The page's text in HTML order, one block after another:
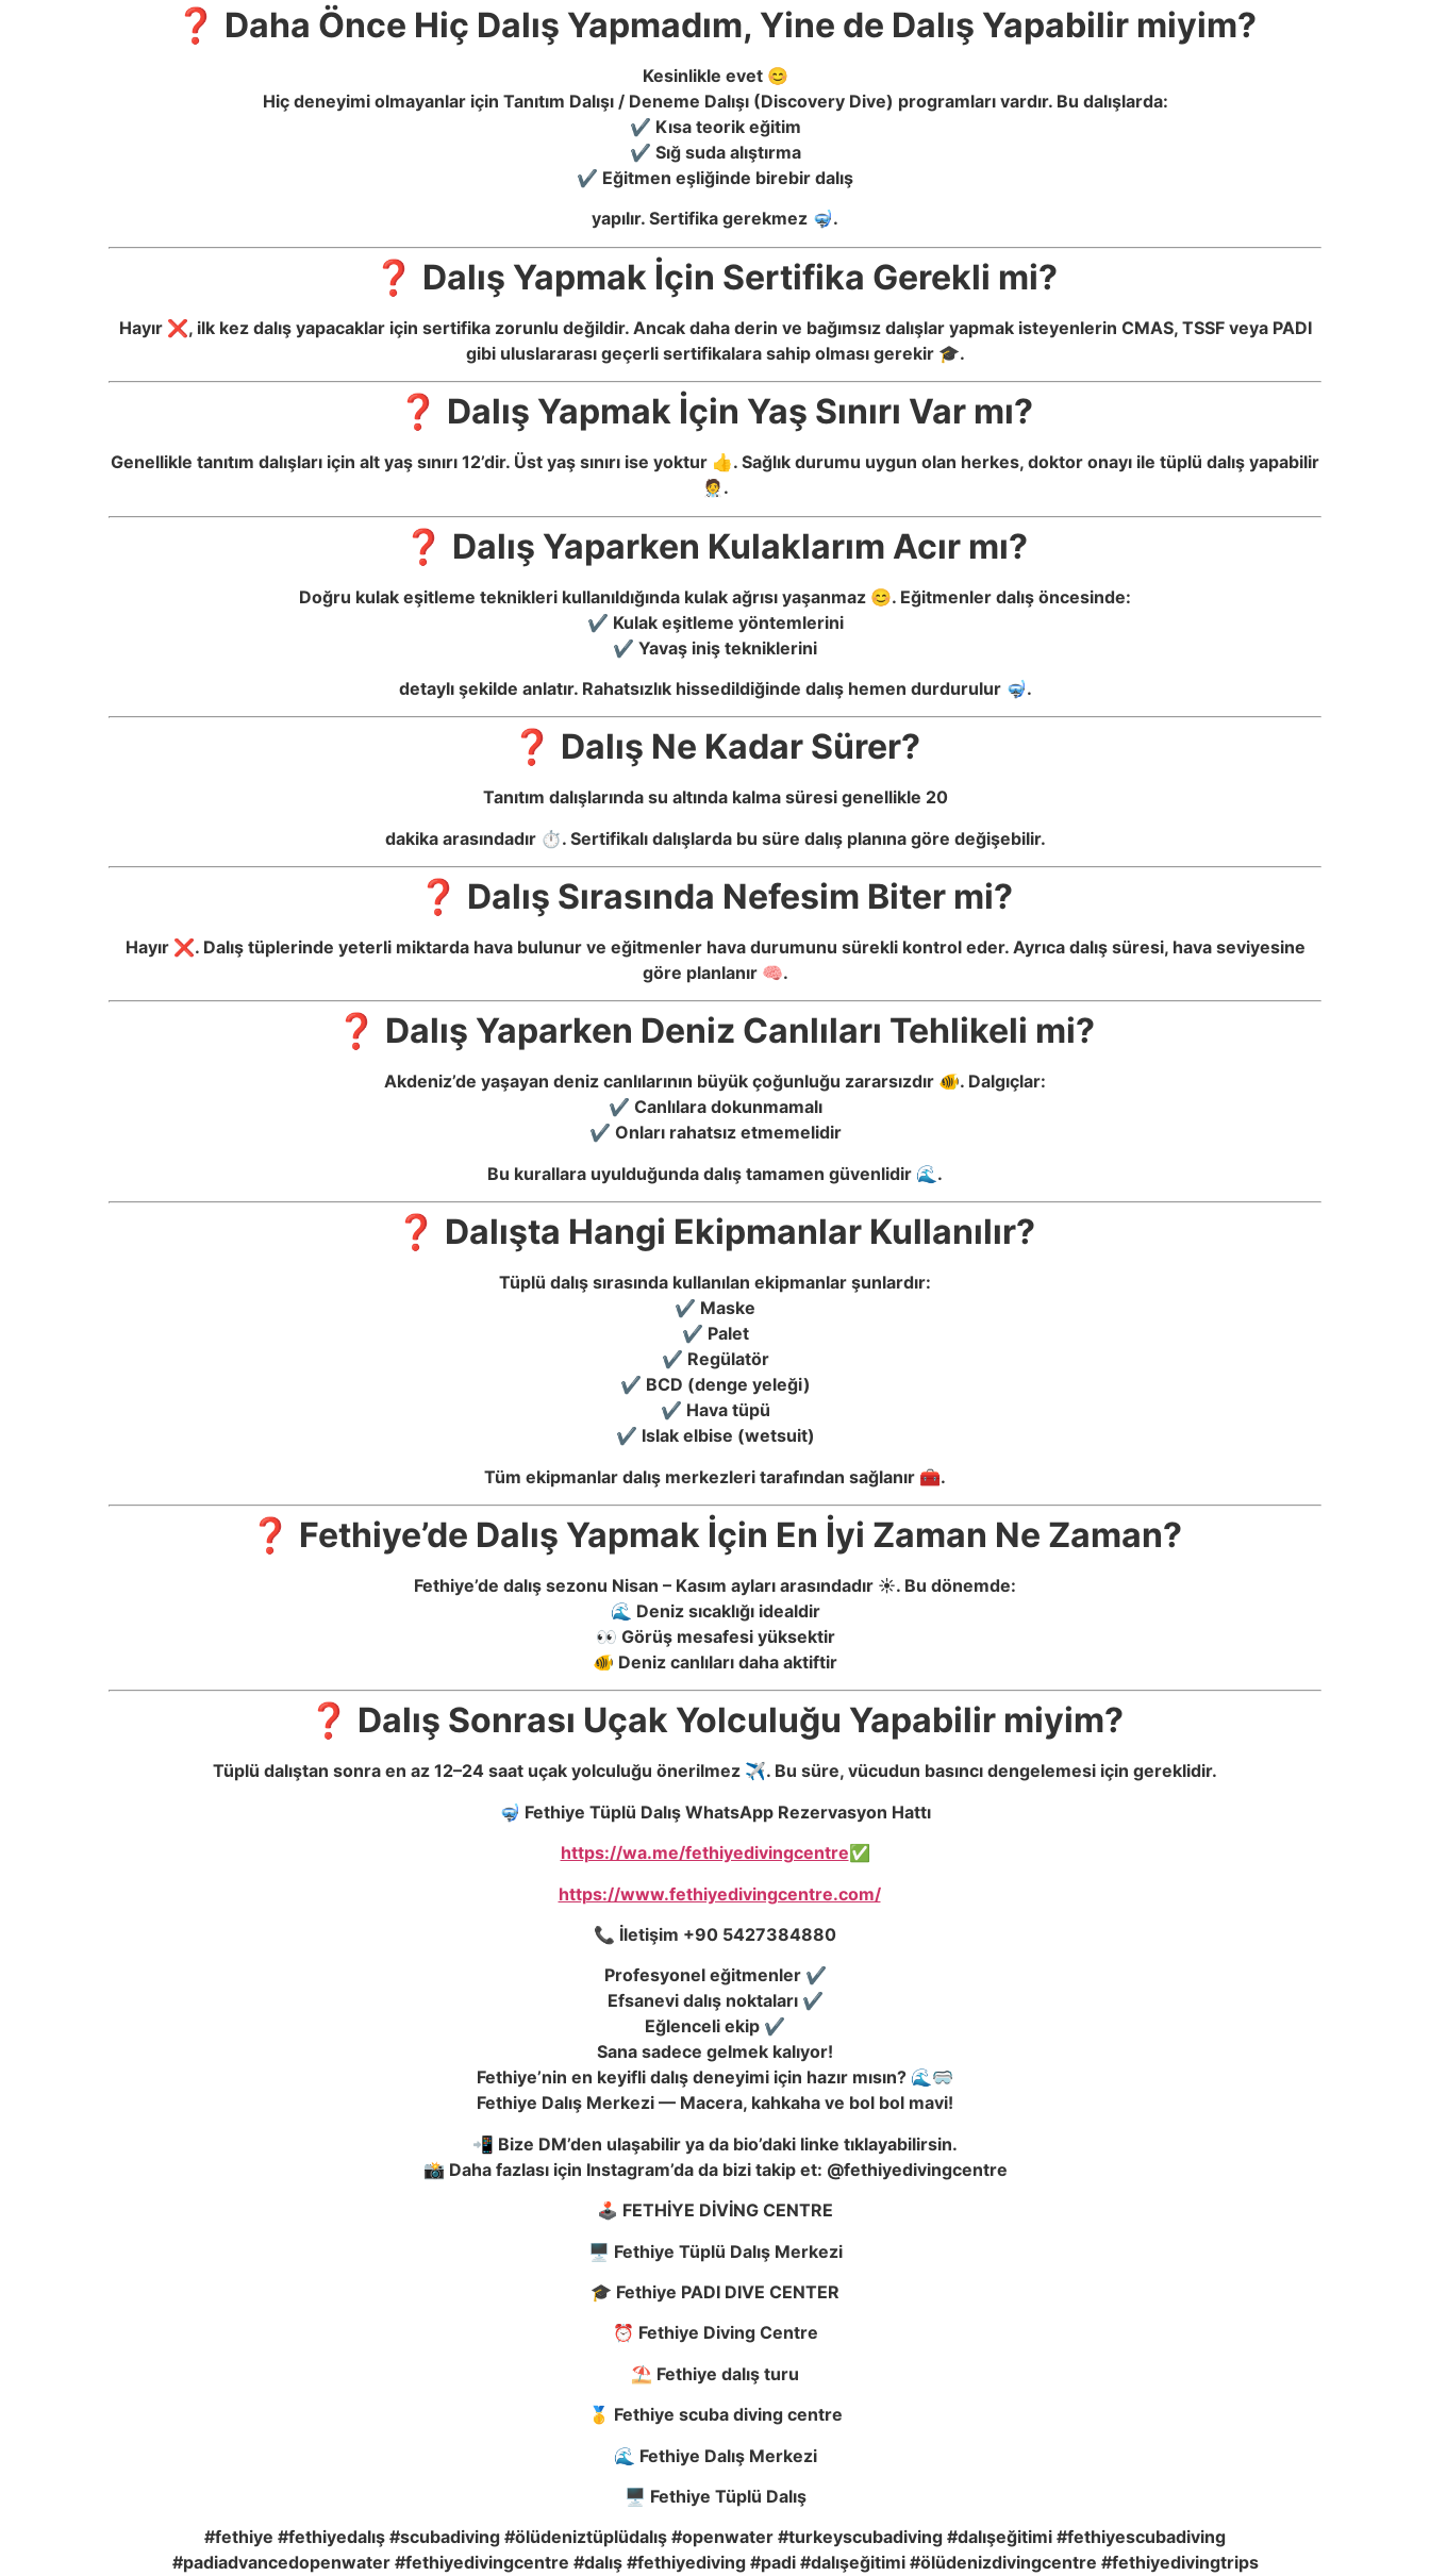
❓ Daha Önce Hiç Dalış Yapmadım, Yine de Dalış Yapabilir miyim?
Kesinlikle evet 😊
Hiç deneyimi olmayanlar için Tanıtım Dalışı / Deneme Dalışı (Discovery Dive) programları vardır. Bu dalışlarda:
✔ Kısa teorik eğitim
✔ Sığ suda alıştırma
✔ Eğitmen eşliğinde birebir dalış
yapılır. Sertifika gerekmez 🤿.
❓ Dalış Yapmak İçin Sertifika Gerekli mi?
Hayır ❌, ilk kez dalış yapacaklar için sertifika zorunlu değildir. Ancak daha derin ve bağımsız dalışlar yapmak isteyenlerin CMAS, TSSF veya PADI
gibi uluslararası geçerli sertifikalara sahip olması gerekir 🎓.
❓ Dalış Yapmak İçin Yaş Sınırı Var mı?
Genellikle tanıtım dalışları için alt yaş sınırı 12’dir. Üst yaş sınırı ise yoktur 👍. Sağlık durumu uygun olan herkes, doktor onayı ile tüplü dalış yapabilir
🧑‍⚕️.
❓ Dalış Yaparken Kulaklarım Acır mı?
Doğru kulak eşitleme teknikleri kullanıldığında kulak ağrısı yaşanmaz 😊. Eğitmenler dalış öncesinde:
✔ Kulak eşitleme yöntemlerini
✔ Yavaş iniş tekniklerini
detaylı şekilde anlatır. Rahatsızlık hissedildiğinde dalış hemen durdurulur 🤿.
❓ Dalış Ne Kadar Sürer?
Tanıtım dalışlarında su altında kalma süresi genellikle 20
dakika arasındadır ⏱️. Sertifikalı dalışlarda bu süre dalış planına göre değişebilir.
❓ Dalış Sırasında Nefesim Biter mi?
Hayır ❌. Dalış tüplerinde yeterli miktarda hava bulunur ve eğitmenler hava durumunu sürekli kontrol eder. Ayrıca dalış süresi, hava seviyesine
göre planlanır 🧠.
❓ Dalış Yaparken Deniz Canlıları Tehlikeli mi?
Akdeniz’de yaşayan deniz canlılarının büyük çoğunluğu zararsızdır 🐠. Dalgıçlar:
✔ Canlılara dokunmamalı
✔ Onları rahatsız etmemelidir
Bu kurallara uyulduğunda dalış tamamen güvenlidir 🌊.
❓ Dalışta Hangi Ekipmanlar Kullanılır?
Tüplü dalış sırasında kullanılan ekipmanlar şunlardır:
✔ Maske
✔ Palet
✔ Regülatör
✔ BCD (denge yeleği)
✔ Hava tüpü
✔ Islak elbise (wetsuit)
Tüm ekipmanlar dalış merkezleri tarafından sağlanır 🧰.
❓ Fethiye’de Dalış Yapmak İçin En İyi Zaman Ne Zaman?
Fethiye’de dalış sezonu Nisan – Kasım ayları arasındadır ☀️. Bu dönemde:
🌊 Deniz sıcaklığı idealdir
👀 Görüş mesafesi yüksektir
🐠 Deniz canlıları daha aktiftir
❓ Dalış Sonrası Uçak Yolculuğu Yapabilir miyim?
Tüplü dalıştan sonra en az 12–24 saat uçak yolculuğu önerilmez ✈️. Bu süre, vücudun basıncı dengelemesi için gereklidir.
🤿 Fethiye Tüplü Dalış WhatsApp Rezervasyon Hattı
https://wa.me/fethiyedivingcentre✅
https://www.fethiyedivingcentre.com/
📞 İletişim +90 5427384880
Profesyonel eğitmenler ✔️
Efsanevi dalış noktaları ✔️
Eğlenceli ekip ✔️
Sana sadece gelmek kalıyor!
Fethiye’nin en keyifli dalış deneyimi için hazır mısın? 🌊🥽
Fethiye Dalış Merkezi — Macera, kahkaha ve bol bol mavi!
📲 Bize DM’den ulaşabilir ya da bio’daki linke tıklayabilirsin.
📸 Daha fazlası için Instagram’da da bizi takip et: @fethiyedivingcentre
🕹️ FETHİYE DİVİNG CENTRE
🖥️ Fethiye Tüplü Dalış Merkezi
🎓 Fethiye PADI DIVE CENTER
⏰ Fethiye Diving Centre
⛱️ Fethiye dalış turu
🥇 Fethiye scuba diving centre
🌊 Fethiye Dalış Merkezi
🖥️ Fethiye Tüplü Dalış
#fethiye #fethiyedalış #scubadiving #ölüdeniztüplüdalış #openwater #turkeyscubadiving #dalışeğitimi #fethiyescubadiving
#padiadvancedopenwater #fethiyedivingcentre #dalış #fethiyediving #padi #dalışeğitimi #ölüdenizdivingcentre #fethiyedivingtrips